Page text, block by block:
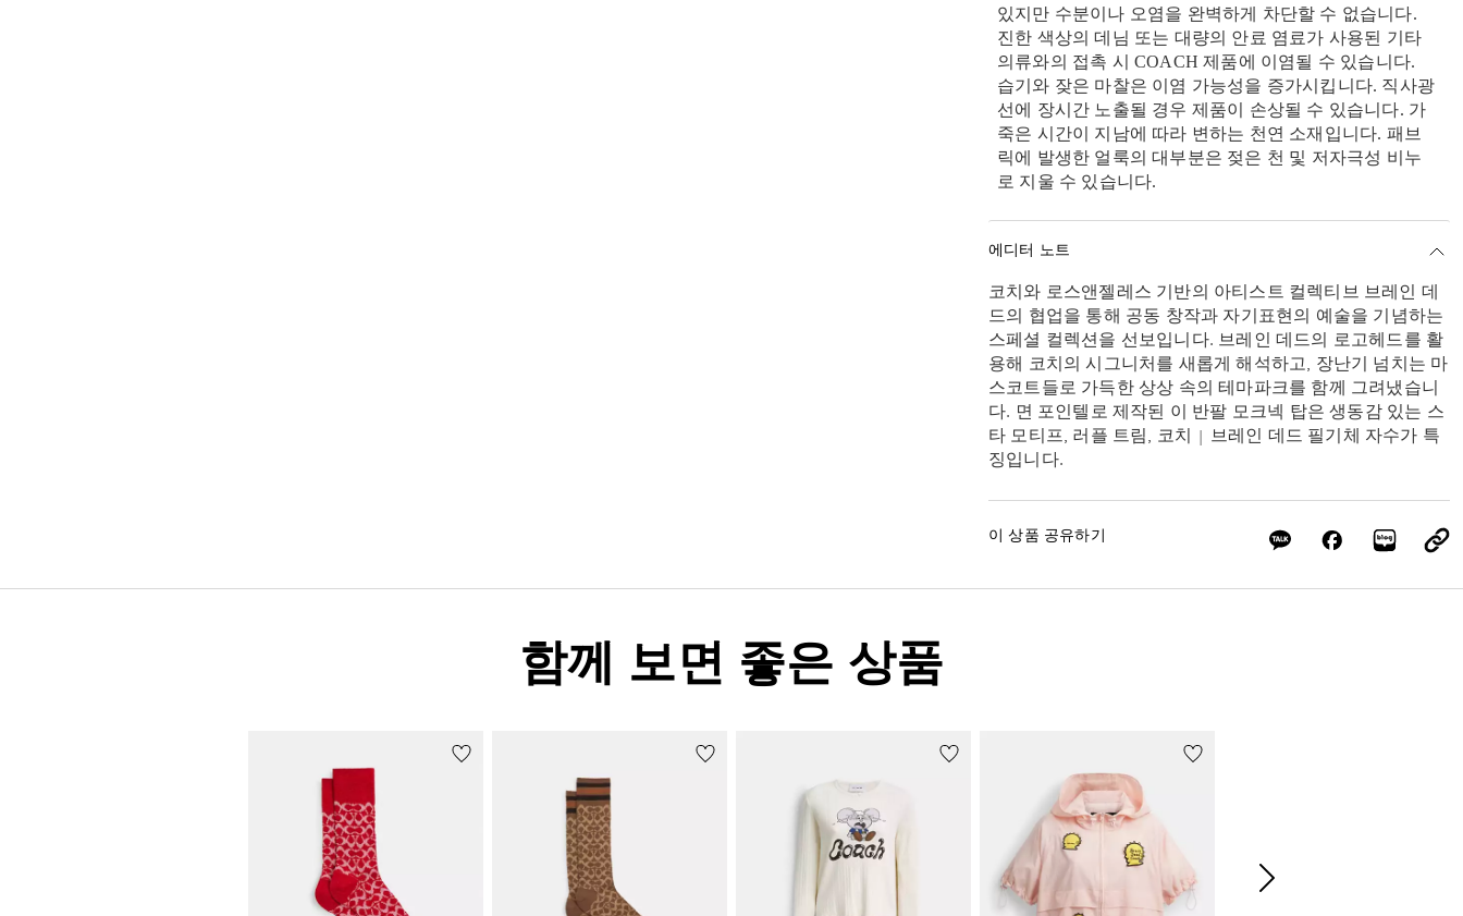
있지만 수분이나 오염을 완벽하게 차단할 수 없습니다.
진한 색상의 데님 또는 대량의 안료 염료가 사용된 기타
의류와의 접촉 시 COACH 제품에 이염될 수 있습니다.
습기와 잦은 마찰은 이염 가능성을 증가시킵니다. 직사광
선에 장시간 노출될 경우 제품이 손상될 수 있습니다. 가
죽은 시간이 지남에 따라 변하는 천연 소재입니다. 패브
릭에 발생한 얼룩의 대부분은 젖은 천 및 저자극성 비누
로 지울 수 있습니다.
에디터 노트
코치와 로스앤젤레스 기반의 아티스트 컬렉티브 브레인 데
드의 협업을 통해 공동 창작과 자기표현의 예술을 기념하는
스페셜 컬렉션을 선보입니다. 브레인 데드의 로고헤드를 활
용해 코치의 시그니처를 새롭게 해석하고, 장난기 넘치는 마
스코트들로 가득한 상상 속의 테마파크를 함께 그려냈습니
다. 면 포인텔로 제작된 이 반팔 모크넥 탑은 생동감 있는 스
타 모티프, 러플 트림, 코치 | 브레인 데드 필기체 자수가 특
징입니다.
이 상품 공유하기
함께 보면 좋은 상품